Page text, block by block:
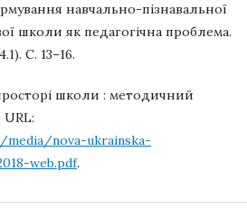
навчально-пізнавальної
школи як педагогічна проблема.
С. 13–16.
школи : методичний
URL:
nova-ukrainska-
web.pdf.